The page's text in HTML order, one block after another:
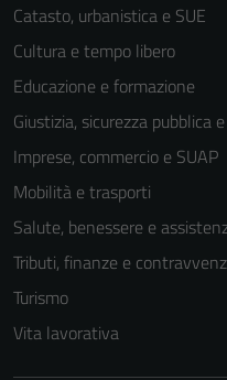
Catasto, urbanistica e SUE
Cultura e tempo libero
Educazione e formazione
Giustizia, sicurezza pubblica
Imprese, commercio e SUAP
Mobilità e trasporti
Salute, benessere e
Tributi, finanze e
Turismo
Vita lavorativa